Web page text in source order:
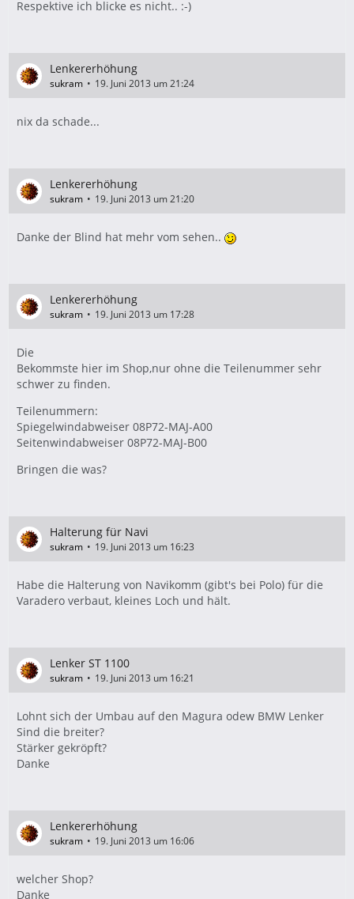
Respektive ich blicke es nicht.. :-)
Lenkererhöhung
sukram 19. Juni 2013 um 21:24
nix da schade...
Lenkererhöhung
sukram 19. Juni 2013 um 21:20
Danke der Blind hat mehr vom sehen..
Lenkererhöhung
sukram 19. Juni 2013 um 17:28
Die
Bekommste hier im Shop,nur ohne die Teilenummer sehr
schwer zu finden.
Teilenummern:
Spiegelwindabweiser 08P72-MAJ-A00
Seitenwindabweiser 08P72-MAJ-B00
Bringen die was?
Halterung für Navi
sukram 19. Juni 2013 um 16:23
Habe die Halterung von Navikomm (gibt's bei Polo) für die
Varadero verbaut, kleines Loch und hält.
Lenker ST 1100
sukram 19. Juni 2013 um 16:21
Lohnt sich der Umbau auf den Magura odew BMW Lenker
Sind die breiter?
Stärker gekröpft?
Danke
Lenkererhöhung
sukram 19. Juni 2013 um 16:06
welcher Shop?
Danke